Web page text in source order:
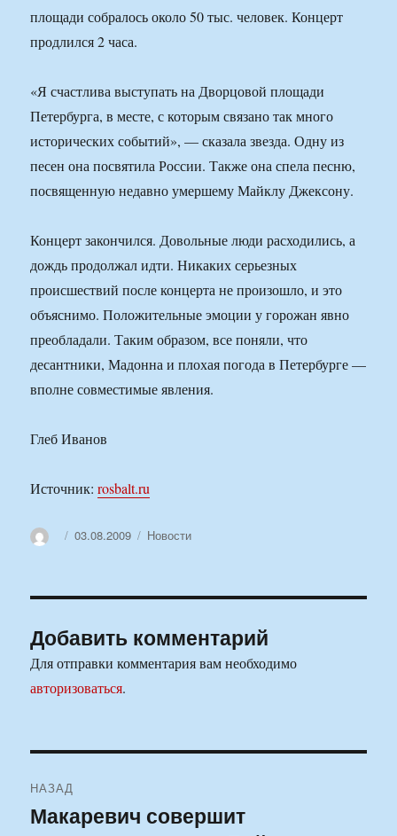
площади собралось около 50 тыс. человек. Концерт
продлился 2 часа.
«Я счастлива выступать на Дворцовой площади
Петербурга, в месте, с которым связано так много
исторических событий», — сказала звезда. Одну из
песен она посвятила России. Также она спела песню,
посвященную недавно умершему Майклу Джексону.
Концерт закончился. Довольные люди расходились, а
дождь продолжал идти. Никаких серьезных
происшествий после концерта не произошло, и это
объяснимо. Положительные эмоции у горожан явно
преобладали. Таким образом, все поняли, что
десантники, Мадонна и плохая погода в Петербурге —
вполне совместимые явления.
Глеб Иванов
Источник:rosbalt.ru
АвторОпубликовано
03.08.2009 Рубрики
Новости
Добавить комментарий
Для отправки комментария вам необходимо
авторизоваться.
по
НАЗАД
Предыдущая
Макаревич совершит